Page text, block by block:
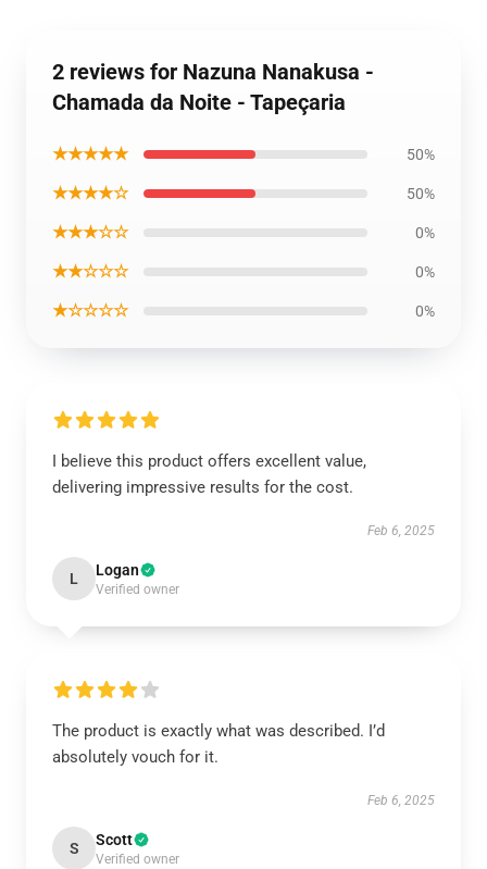
2 reviews for Nazuna Nanakusa -
Chamada da Noite - Tapeçaria
★★★★★ 50%
★★★★☆ 50%
★★★☆☆ 0%
★★☆☆☆ 0%
★☆☆☆☆ 0%
I believe this product offers excellent value,
delivering impressive results for the cost.
Feb 6, 2025
L Logan
Verified owner
The product is exactly what was described. I’d
absolutely vouch for it.
Feb 6, 2025
S Scott
Verified owner